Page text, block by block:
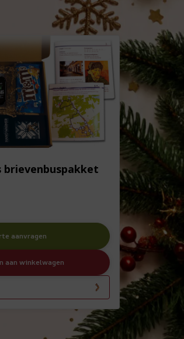
brievenbuspakket
aanvragen
aan winkelwagen